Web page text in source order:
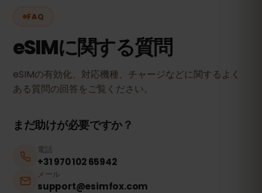
FAQ
eSIMに関する質問
eSIMの有効化、対応機種、チャージなどに関するよく
ある質問の回答をご覧ください。
まだ助けが必要ですか？
電話
+31 970 102 65942
メール
support@esimfox.com